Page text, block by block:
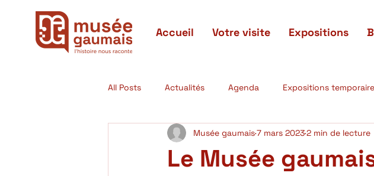
Accueil Votre visite Expositions
All Posts Actualités Agenda Expositions
Actualités passées Expositions terminées Projets
Le Musée
Musée gaumais7 mars 20232 min de lecture